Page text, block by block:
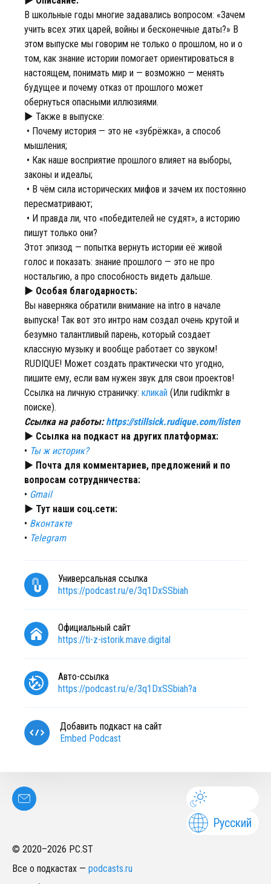
В школьные годы многие задавались вопросом: «Зачем
учить всех этих царей, войны и бесконечные даты?» В
этом выпуске мы говорим не только о прошлом, но и о
том, как знание истории помогает ориентироваться в
настоящем, понимать мир и — возможно — менять
будущее и почему отказ от прошлого может
обернуться опасными иллюзиями.
► Также в выпуске:
• Почему история — это не «зубрёжка», а способ
мышления;
• Как наше восприятие прошлого влияет на выборы,
законы и идеалы;
• В чём сила исторических мифов и зачем их постоянно
пересматривают;
• И правда ли, что «победителей не судят», а историю
пишут только они?
Этот эпизод — попытка вернуть истории её живой
голос и показать: знание прошлого — это не про
ностальгию, а про способность видеть дальше.
► Особая благодарность:
Вы наверняка обратили внимание на intro в начале
выпуска! Так вот это интро нам создал очень крутой и
безумно талантливый парень, который создает
классную музыку и вообще работает со звуком!
RUDIQUE! Может создать практически что угодно,
пишите ему, если вам нужен звук для свои проектов!
Ссылка на личную страничку: кликай (Или rudikmkr в
поиске).
Ссылка на работы:https://stillsick.rudique.com/listen
► Ссылка на подкаст на других платформах:
• Ты ж историк?
► Почта для комментариев, предложений и по
вопросам сотрудничества:
• Gmail
► Тут наши соц.сети:
• Вконтакте
• Telegram
Универсальная ссылка
https://podcast.ru/e/3q1DxSSbiah
Официальный сайт
https://ti-z-istorik.mave.digital
Авто-ссылка
https://podcast.ru/e/3q1DxSSbiah?a
Добавить подкаст на сайт
Embed Podcast
Русский
© 2020–2026 PC.ST
Все о подкастах — podcasts.ru